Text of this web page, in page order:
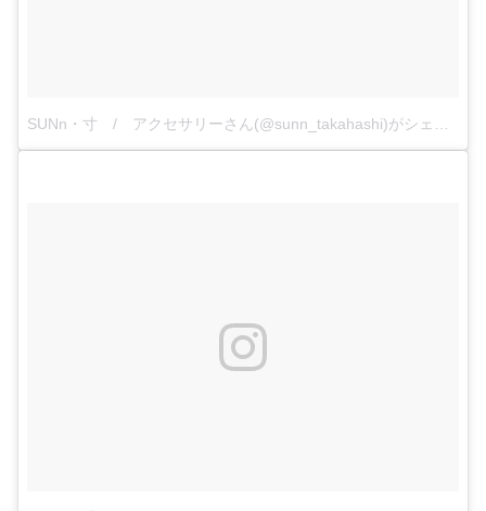
SUNn・寸 / アクセサリーさん(@sunn_takahashi)がシェアした投稿